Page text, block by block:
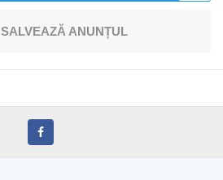
SALVEAZĂ ANUNȚUL